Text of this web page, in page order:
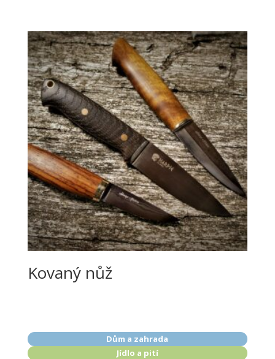
Kovaný nůž
Dům a zahrada
Jídlo a pití